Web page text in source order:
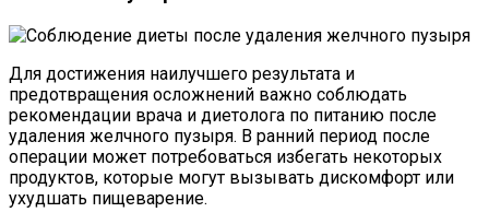
Для достижения наилучшего результата и
предотвращения осложнений важно соблюдать
рекомендации врача и диетолога по питанию после
удаления желчного пузыря. В ранний период после
операции может потребоваться избегать некоторых
продуктов, которые могут вызывать дискомфорт или
ухудшать пищеварение.